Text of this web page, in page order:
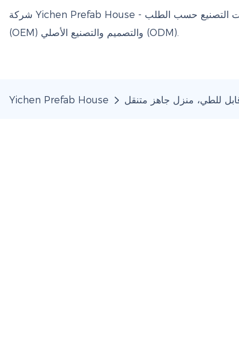
شركة Yichen Prefab House - شركة صينية لتصنيع المنازل الجاهزة من حاويات وأكواخ أبل، تقدم خدمات التصنيع حسب الطلب
(OEM) والتصميم والتصنيع الأصلي (ODM).
Yichen Prefab House